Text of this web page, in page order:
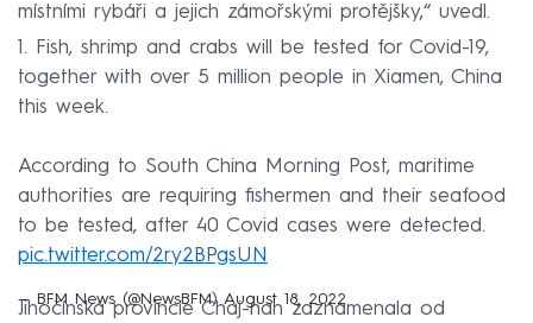
místními rybáři a jejich zámořskými protějšky,“ uvedl.
1. Fish, shrimp and crabs will be tested for Covid-19,
together with over 5 million people in Xiamen, China
this week.
According to South China Morning Post, maritime
authorities are requiring fishermen and their seafood
to be tested, after 40 Covid cases were detected.
pic.twitter.com/2ry2BPgsUN
— BFM News (@NewsBFM) August 18, 2022
Jihočínská provincie Chaj-nan zaznamenala od